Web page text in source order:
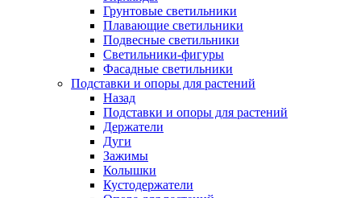
Грунтовые светильники
Плавающие светильники
Подвесные светильники
Светильники-фигуры
Фасадные светильники
Подставки и опоры для растений
Назад
Подставки и опоры для растений
Держатели
Дуги
Зажимы
Колышки
Кустодержатели